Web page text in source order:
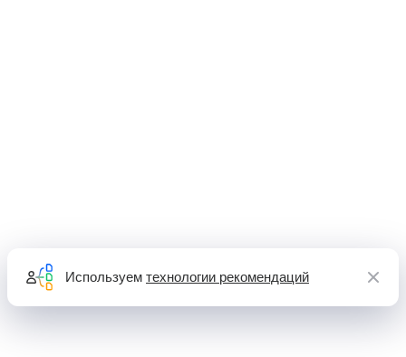
Используем технологии рекомендаций